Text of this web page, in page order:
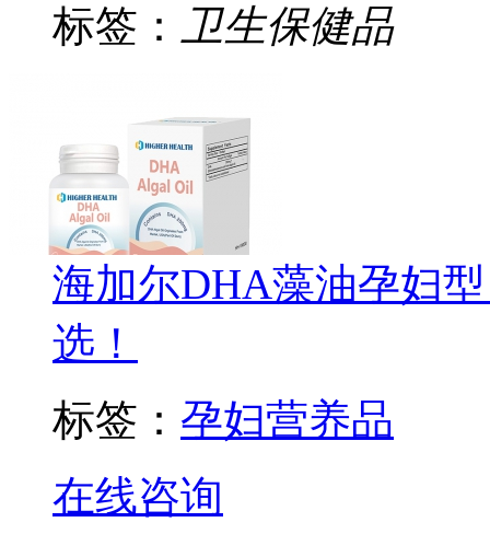
标签：
卫生保健品
海加尔DHA藻油孕妇
选！
标签： 孕妇营养品
在线咨询